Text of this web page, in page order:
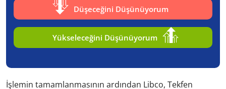
Düşeceğini Düşünüyorum
Yükseleceğini Düşünüyorum
İşlemin tamamlanmasının ardından Libco, Tekfen